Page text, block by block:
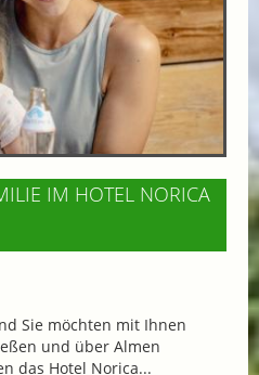
IM HOTEL NORICA
Sie möchten mit Ihnen
und über Almen
das Hotel Norica...